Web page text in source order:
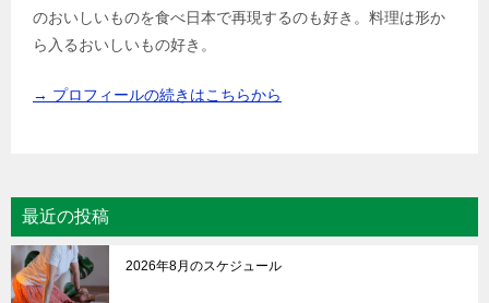
のおいしいものを食べ日本で再現するのも好き。料理は形か
ら入るおいしいもの好き。
→ プロフィールの続きはこちらから
最近の投稿
2026年8月のスケジュール